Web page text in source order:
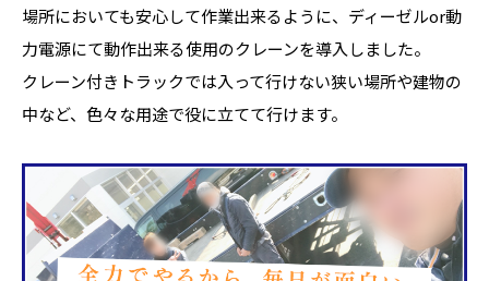
場所においても安心して作業出来るように、ディーゼルor動
力電源にて動作出来る使用のクレーンを導入しました。
クレーン付きトラックでは入って行けない狭い場所や建物の
中など、色々な用途で役に立てて行けます。